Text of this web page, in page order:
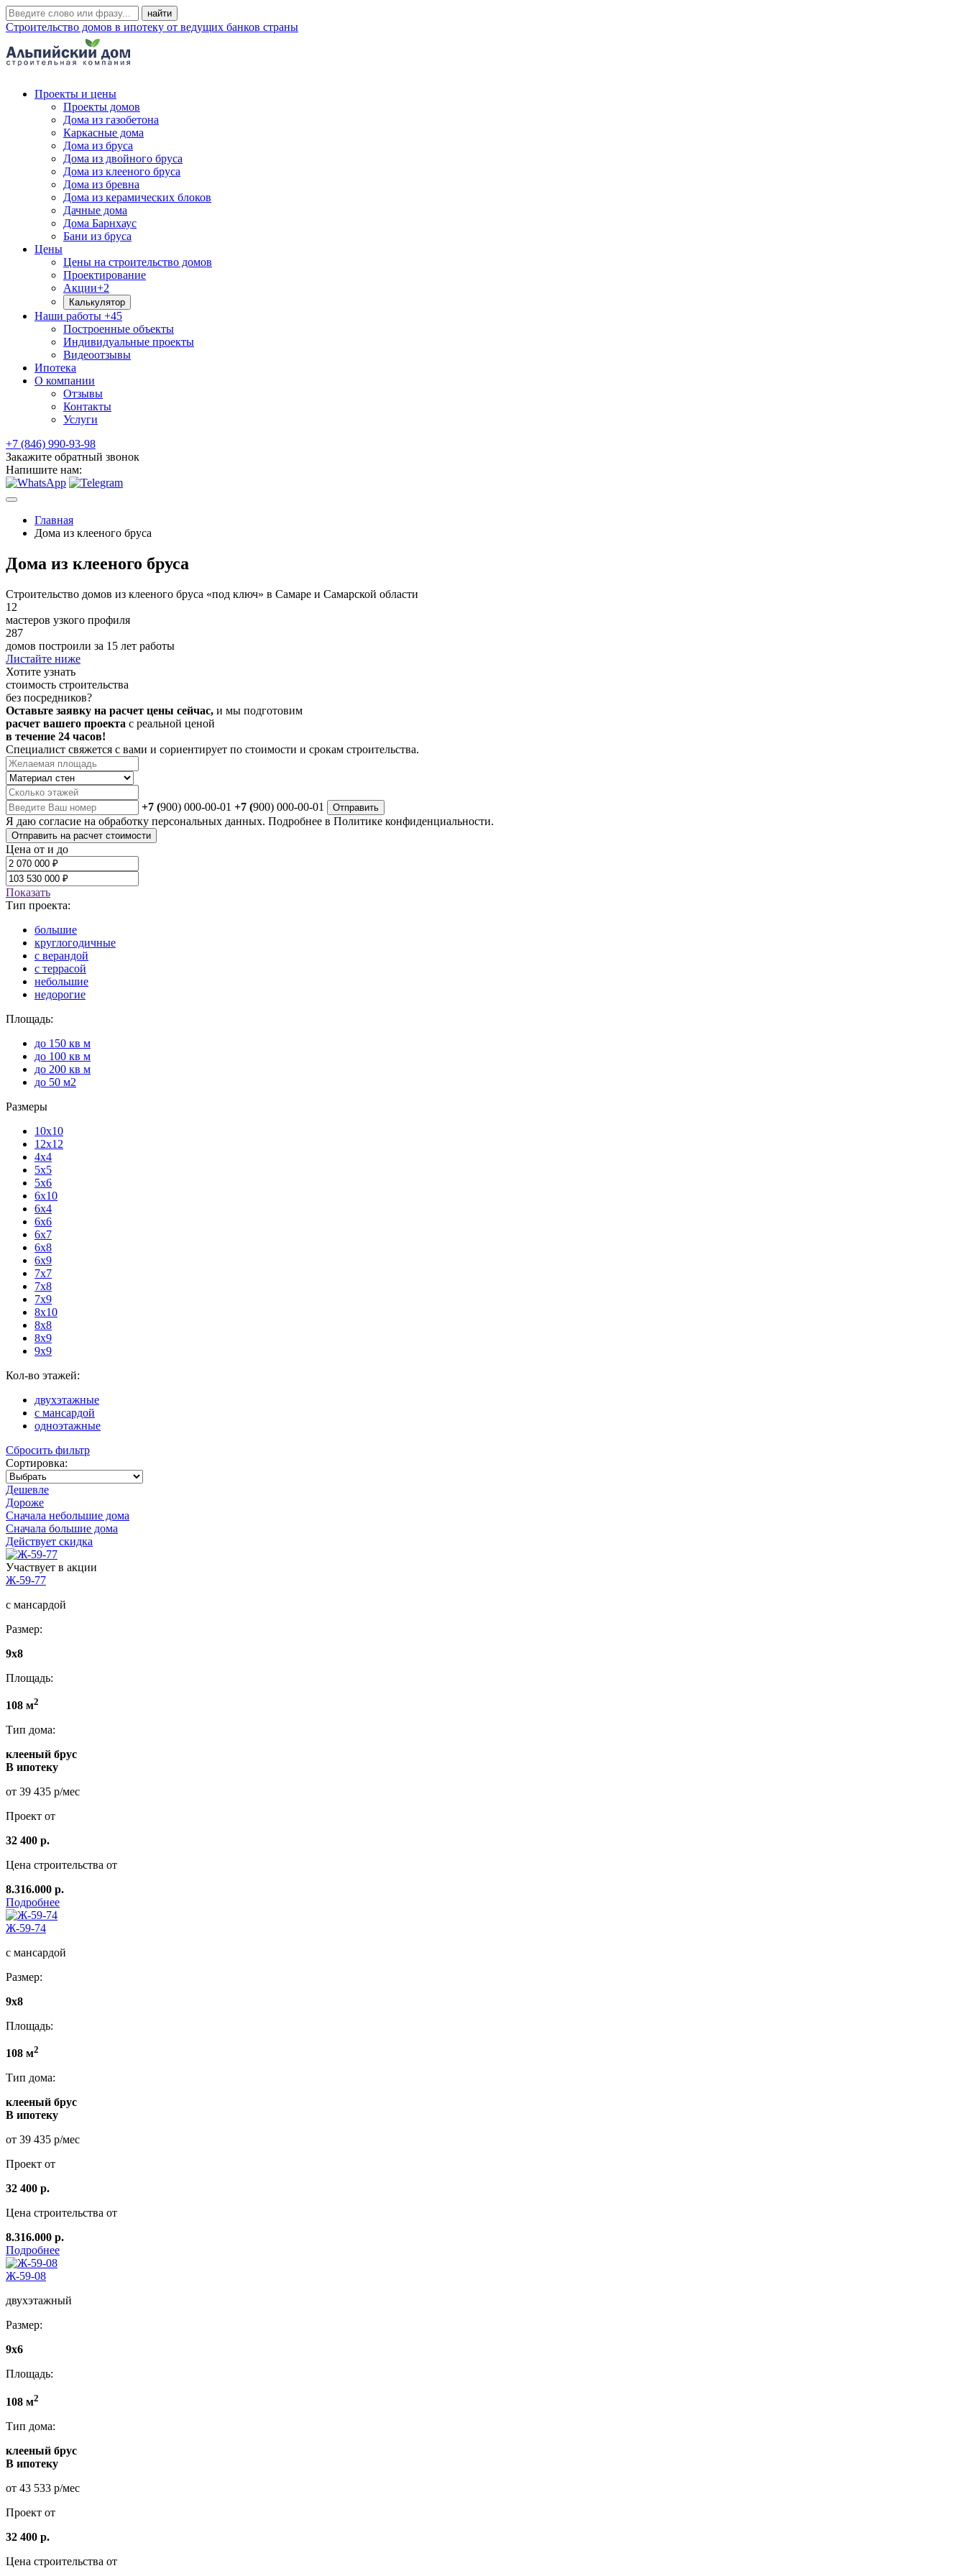
Строительство домов в ипотеку от ведущих банков страны
Проекты и цены
Проекты домов
Дома из газобетона
Каркасные дома
Дома из бруса
Дома из двойного бруса
Дома из клееного бруса
Дома из бревна
Дома из керамических блоков
Дачные дома
Дома Барнхаус
Бани из бруса
Цены
Цены на строительство домов
Проектирование
Акции+2
Калькулятор
Наши работы +45
Построенные объекты
Индивидуальные проекты
Видеоотзывы
Ипотека
О компании
Отзывы
Контакты
Услуги
+7 (846) 990-93-98
Закажите обратный звонок
Напишите нам:
Главная
Дома из клееного бруса
Дома из клееного бруса
Строительство домов из клееного бруса «под ключ» в Самаре и Самарской области
12
мастеров узкого профиля
287
домов построили за 15 лет работы
Листайте ниже
Хотите узнать
стоимость строительства
без посредников?
Оставьте заявку на расчет цены сейчас, и мы подготовим
расчет вашего проекта с реальной ценой
в течение 24 часов!
Специалист свяжется с вами и сориентирует по стоимости и срокам строительства.
+7 (900) 000-00-01 +7 (900) 000-00-01 Отправить
Я даю согласие на обработку персональных данных. Подробнее в Политике конфиденциальности.
Отправить на расчет стоимости
Цена от и до
Показать
Тип проекта:
большие
круглогодичные
с верандой
с террасой
небольшие
недорогие
Площадь:
до 150 кв м
до 100 кв м
до 200 кв м
до 50 м2
Размеры
10x10
12x12
4x4
5x5
5x6
6x10
6x4
6x6
6x7
6x8
6x9
7x7
7x8
7x9
8x10
8x8
8x9
9x9
Кол-во этажей:
двухэтажные
с мансардой
одноэтажные
Сбросить фильтр
Сортировка:
Дешевле
Дороже
Сначала небольшие дома
Сначала большие дома
Действует скидка
Участвует в акции
Ж-59-77
с мансардой
Размер:
9x8
Площадь:
108 м2
Тип дома:
клееный брус
В ипотеку
от 39 435 р/мес
Проект от
32 400 р.
Цена строительства от
8.316.000 р.
Подробнее
Ж-59-74
с мансардой
Размер:
9x8
Площадь:
108 м2
Тип дома:
клееный брус
В ипотеку
от 39 435 р/мес
Проект от
32 400 р.
Цена строительства от
8.316.000 р.
Подробнее
Ж-59-08
двухэтажный
Размер:
9x6
Площадь:
108 м2
Тип дома:
клееный брус
В ипотеку
от 43 533 р/мес
Проект от
32 400 р.
Цена строительства от